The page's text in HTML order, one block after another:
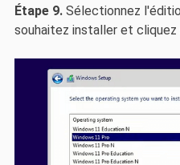
Étape 9.Sélectionnez
souhaitez installer et cliquez